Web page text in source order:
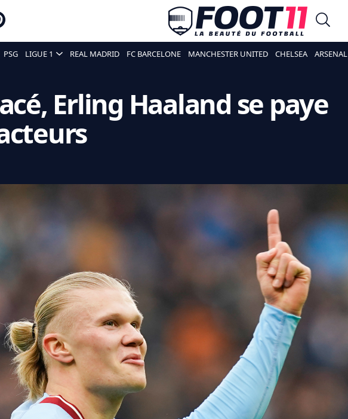
PSG LIGUE 1 REAL MADRID FC BARCELONE MANCHESTER UNITED CHELSEA ARSENAL
Erling Haaland se paye